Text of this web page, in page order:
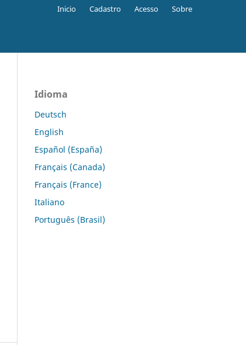
Inicio Cadastro Acesso Sobre
Idioma
Deutsch
English
Español (España)
Français (Canada)
Français (France)
Italiano
Português (Brasil)